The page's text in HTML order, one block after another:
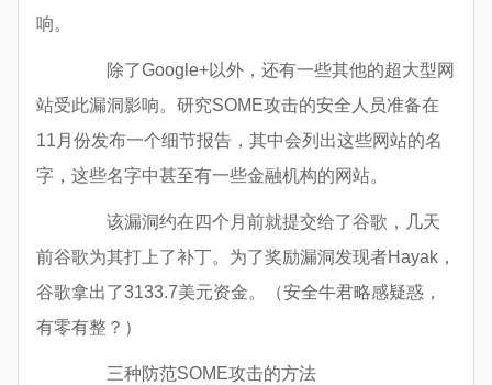
响。
除了Google+以外，还有一些其他的超大型网
站受此漏洞影响。研究SOME攻击的安全人员准备在
11月份发布一个细节报告，其中会列出这些网站的名
字，这些名字中甚至有一些金融机构的网站。
该漏洞约在四个月前就提交给了谷歌，几天
前谷歌为其打上了补丁。为了奖励漏洞发现者Hayak，
谷歌拿出了3133.7美元资金。（安全牛君略感疑惑，
有零有整？）
三种防范SOME攻击的方法